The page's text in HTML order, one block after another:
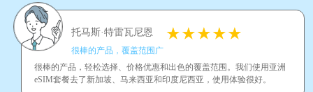
托马斯·特雷瓦尼恩
很棒的产品，覆盖范围广
很棒的产品，轻松选择、价格优惠和出色的覆盖范围。我们使用亚洲
eSIM套餐去了新加坡、马来西亚和印度尼西亚，使用体验很好。